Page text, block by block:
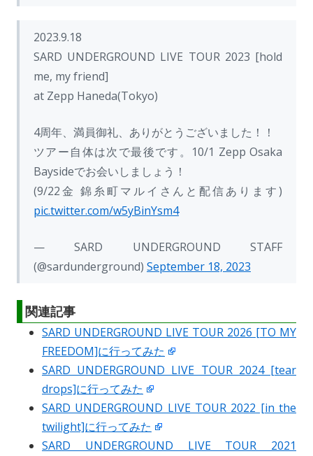
2023.9.18
SARD UNDERGROUND LIVE TOUR 2023 [hold
me, my friend]
at Zepp Haneda(Tokyo)
4周年、満員御礼、ありがとうございました！！
ツアー自体は次で最後です。10/1 Zepp Osaka
Baysideでお会いしましょう！
(9/22金 錦糸町マルイさんと配信あります)
pic.twitter.com/w5yBinYsm4
— SARD UNDERGROUND STAFF
(@sardunderground) September 18, 2023
関連記事
SARD UNDERGROUND LIVE TOUR 2026 [TO MY
FREEDOM]に行ってみた
SARD UNDERGROUND LIVE TOUR 2024 [tear
drops]に行ってみた
SARD UNDERGROUND LIVE TOUR 2022 [in the
twilight]に行ってみた
SARD UNDERGROUND LIVE TOUR 2021